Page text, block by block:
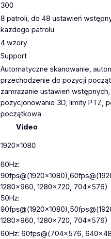
300
8 patroli, do 48 ustawień
każdego patrolu
4 wzory
Support
Automatyczne skanowanie,
przechodzenie do pozycji
zamrażanie ustawień wstępnych,
pozycjonowanie 3D, limity PTZ,
początkowa
Video
1920×1080
60Hz:
1280×960, 1280×720, 704×576)
50Hz:
1280×960, 1280×720, 704×576)
60Hz: 60fps@(704×576,